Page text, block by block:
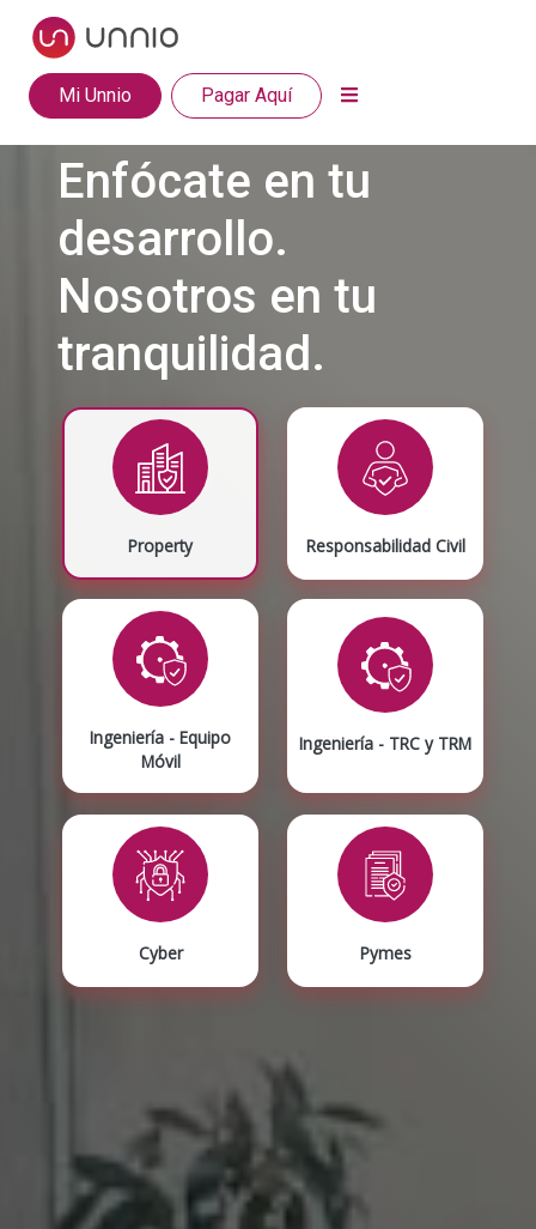
Mi Unnio Pagar Aquí
Enfócate en tu
desarrollo.
Nosotros en tu
tranquilidad.
Property Responsabilidad Civil
Ingeniería - Equipo
Móvil
Ingeniería - TRC y TRM
Cyber Pymes